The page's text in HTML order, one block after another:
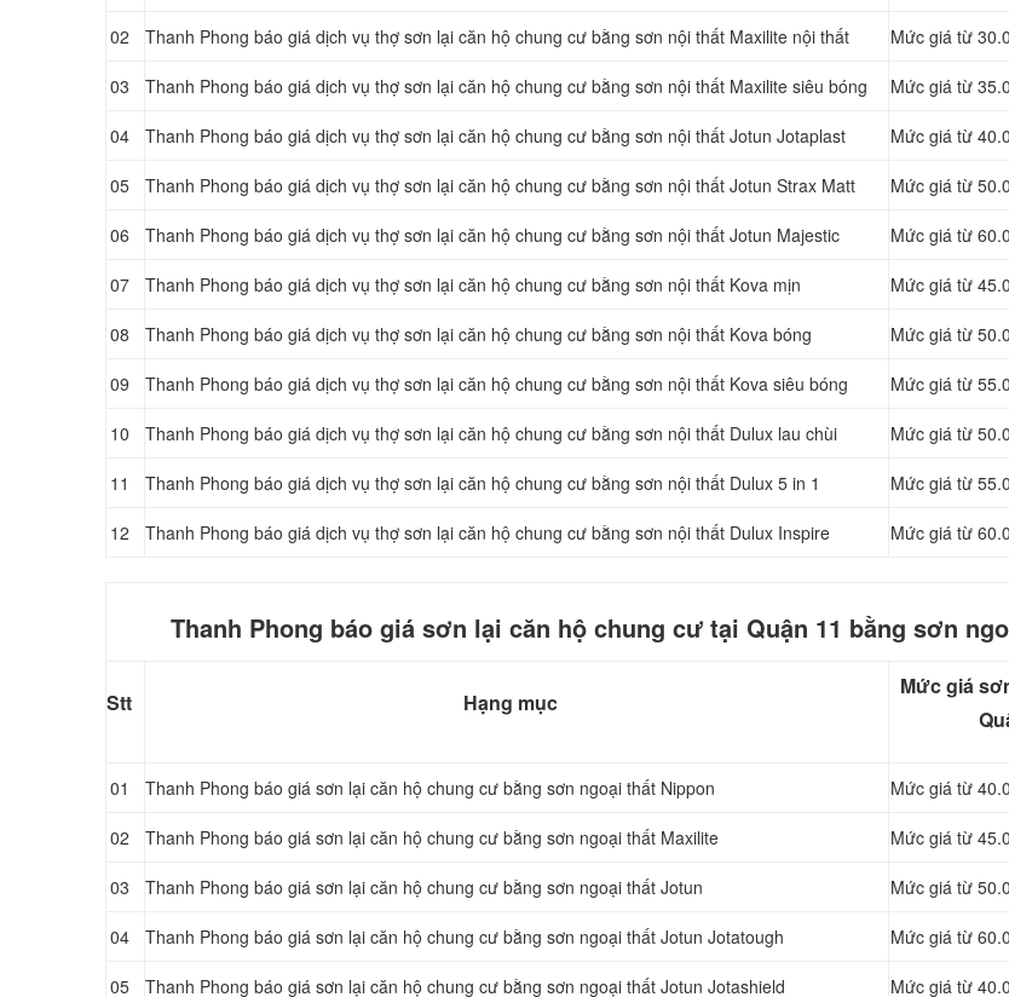
02 Thanh Phong báo giá dịch vụ thợ sơn lại căn hộ chung cư bằng sơn nội thất Maxilite nội thất Mức giá từ 3
03 Thanh Phong báo giá dịch vụ thợ sơn lại căn hộ chung cư bằng sơn nội thất Maxilite siêu bóng Mức giá từ
04 Thanh Phong báo giá dịch vụ thợ sơn lại căn hộ chung cư bằng sơn nội thất Jotun Jotaplast Mức giá từ 4
05 Thanh Phong báo giá dịch vụ thợ sơn lại căn hộ chung cư bằng sơn nội thất Jotun Strax Matt Mức giá từ 5
06 Thanh Phong báo giá dịch vụ thợ sơn lại căn hộ chung cư bằng sơn nội thất Jotun Majestic Mức giá từ 6
07 Thanh Phong báo giá dịch vụ thợ sơn lại căn hộ chung cư bằng sơn nội thất Kova mịn Mức giá từ 4
08 Thanh Phong báo giá dịch vụ thợ sơn lại căn hộ chung cư bằng sơn nội thất Kova bóng Mức giá từ 5
09 Thanh Phong báo giá dịch vụ thợ sơn lại căn hộ chung cư bằng sơn nội thất Kova siêu bóng Mức giá từ
10 Thanh Phong báo giá dịch vụ thợ sơn lại căn hộ chung cư bằng sơn nội thất Dulux lau chùi Mức giá từ
11 Thanh Phong báo giá dịch vụ thợ sơn lại căn hộ chung cư bằng sơn nội thất Dulux 5 in 1 Mức giá từ
12 Thanh Phong báo giá dịch vụ thợ sơn lại căn hộ chung cư bằng sơn nội thất Dulux Inspire Mức giá từ
Thanh Phong báo giá sơn lại căn hộ chung cư tại Quận 11 bằng sơn
Stt Hạng mục
Mức giá
01 Thanh Phong báo giá sơn lại căn hộ chung cư bằng sơn ngoại thất Nippon Mức giá từ 4
02 Thanh Phong báo giá sơn lại căn hộ chung cư bằng sơn ngoại thất Maxilite Mức giá từ 4
03 Thanh Phong báo giá sơn lại căn hộ chung cư bằng sơn ngoại thất Jotun Mức giá từ 5
04 Thanh Phong báo giá sơn lại căn hộ chung cư bằng sơn ngoại thất Jotun Jotatough Mức giá từ 6
05 Thanh Phong báo giá sơn lại căn hộ chung cư bằng sơn ngoại thất Jotun Jotashield Mức giá từ 4